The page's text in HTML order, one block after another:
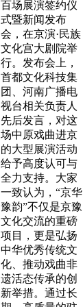
百场展演签约仪
式暨新闻发布
会，在京演·民族
文化宫大剧院举
行。发布会上，
首都文化科技集
团、河南广播电
视台相关负责人
先后发言，对这
场中原戏曲进京
的大型展演活动
给予高度认可与
全力支持。大家
一致认为，“京华
豫韵”不仅是京豫
文化交流的重磅
项目，更是弘扬
中华优秀传统文
化、推动戏曲非
遗活态传承的创
新举措。通过长